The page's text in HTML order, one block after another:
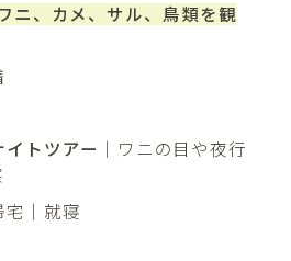
ニ、カメ、サル、鳥類を観
トツアー ｜ワニの目や夜行
宅｜就寝